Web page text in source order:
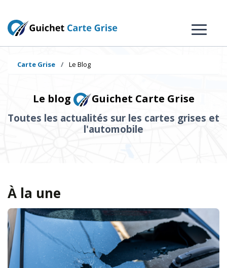
Carte Grise Le Blog
Le blog Guichet Carte Grise
Toutes les actualités sur les cartes grises et
l'automobile
À la une